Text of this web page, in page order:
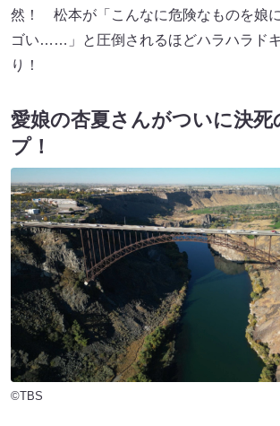
然！ 松本が「こんなに危険なものを娘
ゴい……」と圧倒されるほどハラハラド
り！
愛娘の杏夏さんがついに決死
プ！
©TBS